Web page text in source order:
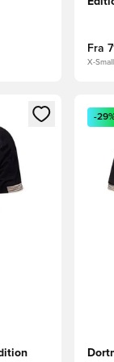
Fra
X-
eller tilmelde dig
-